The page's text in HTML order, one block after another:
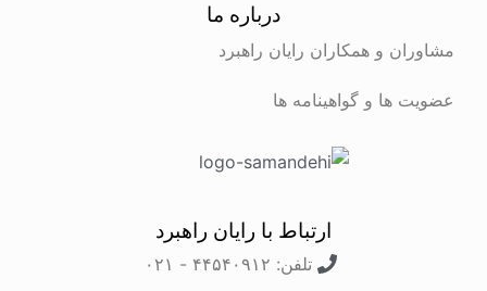
درباره ما
مشاوران و همکاران رایان راهبرد
عضویت ها و گواهینامه ها
ارتباط با رایان راهبرد
تلفن: ۴۴۵۴۰۹۱۲ - ۰۲۱